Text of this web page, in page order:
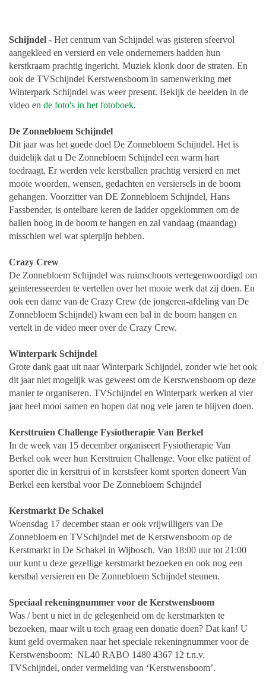
Schijndel - Het centrum van Schijndel was gisteren sfeervol
aangekleed en versierd en vele ondernemers hadden hun
kerstkraam prachtig ingericht. Muziek klonk door de straten. En
ook de TVSchijndel Kerstwensboom in samenwerking met
Winterpark Schijndel was weer present. Bekijk de beelden in de
video en de foto's in het fotoboek.
De Zonnebloem Schijndel
Dit jaar was het goede doel De Zonnebloem Schijndel. Het is
duidelijk dat u De Zonnebloem Schijndel een warm hart
toedraagt. Er werden vele kerstballen prachtig versierd en met
mooie woorden, wensen, gedachten en versiersels in de boom
gehangen. Voorzitter van DE Zonnebloem Schijndel, Hans
Fassbender, is ontelbare keren de ladder opgeklommen om de
ballen hoog in de boom te hangen en zal vandaag (maandag)
misschien wel wat spierpijn hebben.
Crazy Crew
De Zonnebloem Schijndel was ruimschoots vertegenwoordigd om
geïnteresseerden te vertellen over het mooie werk dat zij doen. En
ook een dame van de Crazy Crew (de jongeren-afdeling van De
Zonnebloem Schijndel) kwam een bal in de boom hangen en
vertelt in de video meer over de Crazy Crew.
Winterpark Schijndel
Grote dank gaat uit naar Winterpark Schijndel, zonder wie het ook
dit jaar niet mogelijk was geweest om de Kerstwensboom op deze
manier te organiseren. TVSchijndel en Winterpark werken al vier
jaar heel mooi samen en hopen dat nog vele jaren te blijven doen.
Kersttruien Challenge Fysiotherapie Van Berkel
In de week van 15 december organiseert Fysiotherapie Van
Berkel ook weer hun Kersttruien Challenge. Voor elke patiënt of
sporter die in kersttrui of in kerstsfeer komt sporten doneert Van
Berkel een kerstbal voor De Zonnebloem Schijndel
Kerstmarkt De Schakel
Woensdag 17 december staan er ook vrijwilligers van De
Zonnebloem en TVSchijndel met de Kerstwensboom op de
Kerstmarkt in De Schakel in Wijbosch. Van 18:00 uur tot 21:00
uur kunt u deze gezellige kerstmarkt bezoeken en ook nog een
kerstbal versieren en De Zonnebloem Schijndel steunen.
Speciaal rekeningnummer voor de Kerstwensboom
Was / bent u niet in de gelegenheid om de kerstmarkten te
bezoeken, maar wilt u toch graag een donatie doen? Dat kan! U
kunt geld overmaken naar het speciale rekeningnummer voor de
Kerstwensboom: NL40 RABO 1480 4367 12 t.n.v.
TVSchijndel, onder vermelding van ‘Kerstwensboom’.